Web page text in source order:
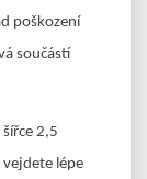
poškození
součástí
2,5
vejdete lépe